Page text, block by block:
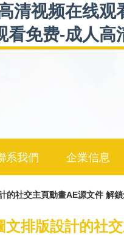
清视频在线
免费-成人
系我們 企業信息
的社交主頁動畫AE源文件 解
文排版設計的社